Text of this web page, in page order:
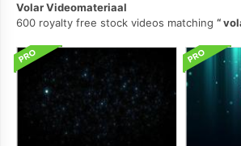
Volar Videomateriaal
600 royalty free stock videos matching